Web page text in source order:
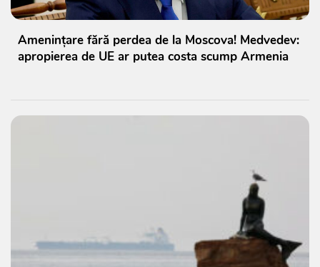
Amenințare fără perdea de la Moscova! Medvedev:
apropierea de UE ar putea costa scump Armenia